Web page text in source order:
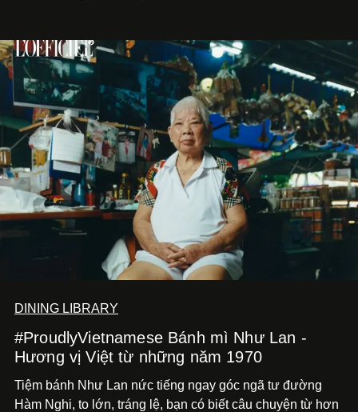
DINING LIBRARY
#ProudlyVietnamese Bánh mì Như Lan -
Hương vị Việt từ những năm 1970
Tiệm bánh Như Lan nức tiếng ngay góc ngã tư đường
Hàm Nghi, to lớn, tráng lệ, bạn có biết câu chuyện từ hơn